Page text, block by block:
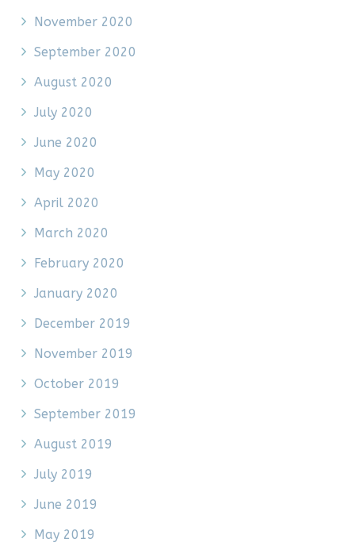
November 2020
September 2020
August 2020
July 2020
June 2020
May 2020
April 2020
March 2020
February 2020
January 2020
December 2019
November 2019
October 2019
September 2019
August 2019
July 2019
June 2019
May 2019